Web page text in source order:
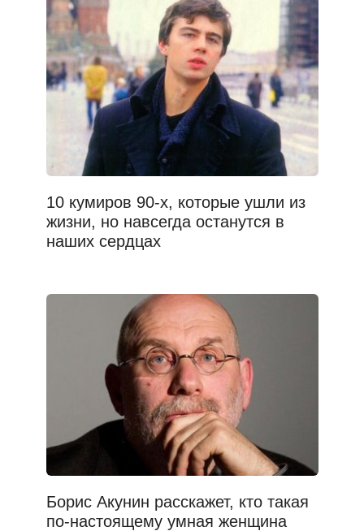
10 кумиров 90-х, которые ушли из
жизни, но навсегда останутся в
наших сердцах
Борис Акунин расскажет, кто такая
по-настоящему умная женщина